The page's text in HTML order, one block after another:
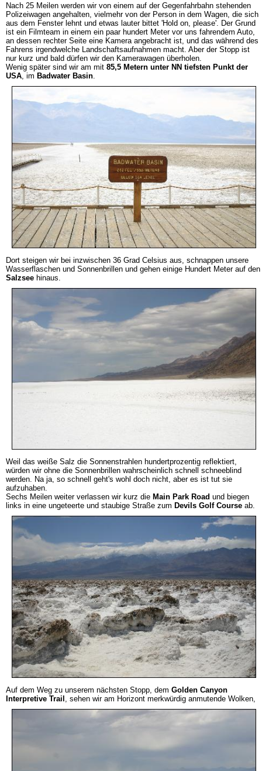
Nach 25 Meilen werden wir von einem auf der Gegenfahrbahn stehenden
Polizeiwagen angehalten, vielmehr von der Person in dem Wagen, die sich
aus dem Fenster lehnt und etwas lauter bittet 'Hold on, please'. Der Grund
ist ein Filmteam in einem ein paar hundert Meter vor uns fahrendem Auto,
an dessen rechter Seite eine Kamera angebracht ist, und das während des
Fahrens irgendwelche Landschaftsaufnahmen macht. Aber der Stopp ist
nur kurz und bald dürfen wir den Kamerawagen überholen.
Wenig später sind wir am mit 85,5 Metern unter NN tiefsten Punkt der
USA , im Badwater Basin
Dort steigen wir bei inzwischen 36 Grad Celsius aus, schnappen unsere
Wasserflaschen und Sonnenbrillen und gehen einige Hundert Meter auf den
Salzsee hinaus.
Weil das weiße Salz die Sonnenstrahlen hundertprozentig reflektiert,
würden wir ohne die Sonnenbrillen wahrscheinlich schnell schneeblind
werden. Na ja, so schnell geht's wohl doch nicht, aber es ist tut sie
aufzuhaben.
Sechs Meilen weiter verlassen wir kurz die Main Park Road und biegen
links in eine ungeteerte und staubige Straße zum Devils Golf Course ab.
Auf dem Weg zu unserem nächsten Stopp, dem Golden Canyon
Interpretive Trail , sehen wir am Horizont merkwürdig anmutende Wolken,